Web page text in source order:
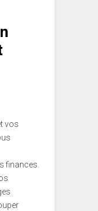
vos
finances.